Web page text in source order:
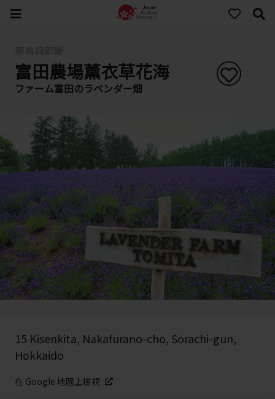
富田農場薰衣草花海
ファーム富田のラベンダー畑
15 Kisenkita, Nakafurano-cho, Sorachi-gun,
Hokkaido
在 Google 地圖上檢視